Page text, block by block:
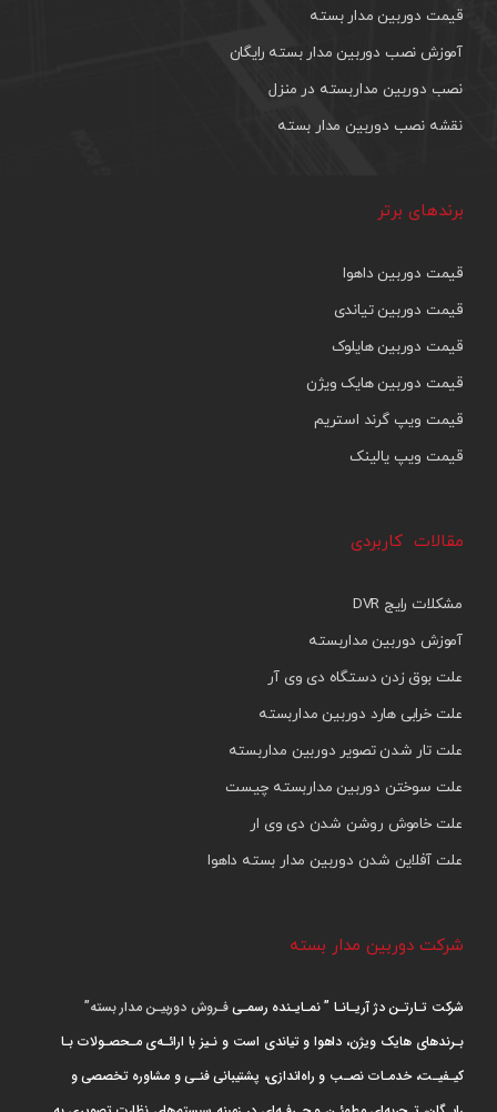
قیمت دوربین مدار بسته
آموزش نصب دوربین مدار بسته رایگان
نصب دوربین مداربسته در منزل
نقشه نصب دوربین مدار بسته
برندهای برتر
قیمت دوربین داهوا
قیمت دوربین تیاندی
قیمت دوربین هایلوک
قیمت دوربین هایک ویژن
قیمت ویپ گرند استریم
قیمت ویپ یالینک
مقالات کاربردی
مشکلات رایج DVR
آموزش دوربین مداربسته
علت بوق زدن دستگاه دی وی آر
علت خرابی هارد دوربین مداربسته
علت تار شدن تصویر دوربین مداربسته
علت سوختن دوربین مداربسته چیست
علت خاموش روشن شدن دی وی ار
علت آفلاین شدن دوربین مدار بسته داهوا
شرکت دوربین مدار بسته
شرکت تـارتـن دژ آریـانـا ” نمـایـنده رسمـیفـروش دوربیـن مدار بسته”
بـرندهای هایک ویژن، داهوا و تیاندی است و نـیز با ارائـه‌ی مـحصـولات بـا
کیـفیـت، خدمـات نصـب و راه‌اندازی، پشتیبانی فنـی و مشاوره تخصصی و